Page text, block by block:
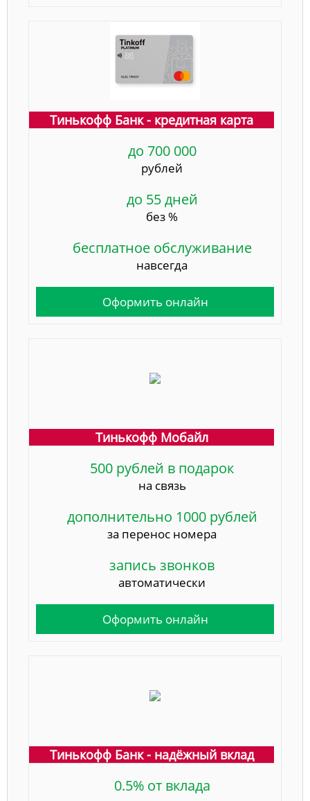
Тинькофф Банк - кредитная карта
до 700 000
рублей
до 55 дней
без %
бесплатное обслуживание
навсегда
Оформить онлайн
Тинькофф Мобайл
500 рублей в подарок
на связь
дополнительно 1000 рублей
за перенос номера
запись звонков
автоматически
Оформить онлайн
Тинькофф Банк - надёжный вклад
0.5% от вклада